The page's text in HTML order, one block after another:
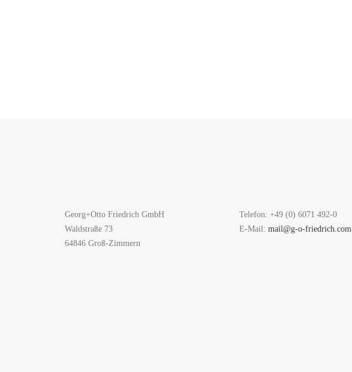
Georg+Otto Friedrich GmbH
Waldstraße 73
64846 Groß-Zimmern
Telefon: +49 (0) 6071 492-0
E-Mail: mail@g-o-friedrich.com